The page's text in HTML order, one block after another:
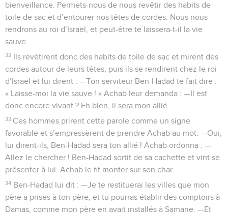
bienveillance. Permets-nous de nous revêtir des habits de
toile de sac et d’entourer nos têtes de cordes. Nous nous
rendrons au roi d’Israël, et peut-être te laissera-t-il la vie
sauve.
32 Ils revêtirent donc des habits de toile de sac et mirent des
cordes autour de leurs têtes, puis ils se rendirent chez le roi
d’Israël et lui dirent : —Ton serviteur Ben-Hadad te fait dire :
« Laisse-moi la vie sauve ! » Achab leur demanda : —Il est
donc encore vivant ? Eh bien, il sera mon allié.
33 Ces hommes prirent cette parole comme un signe
favorable et s’empressèrent de prendre Achab au mot. —Oui,
lui dirent-ils, Ben-Hadad sera ton allié ! Achab ordonna : —
Allez le chercher ! Ben-Hadad sortit de sa cachette et vint se
présenter à lui. Achab le fit monter sur son char.
34 Ben-Hadad lui dit : —Je te restituerai les villes que mon
père a prises à ton père, et tu pourras établir des comptoirs à
Damas, comme mon père en avait installés à Samarie. —Et